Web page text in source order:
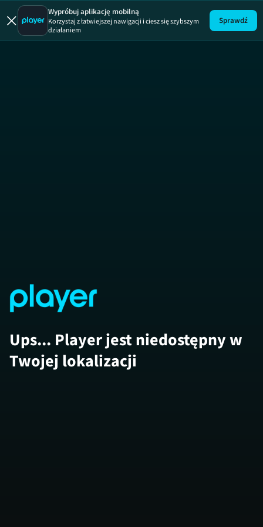
3M
Wypróbuj aplikację mobilną
Korzystaj z łatwiejszej nawigacji i ciesz się szybszym
działaniem
Sprawdź
Ups... Player jest niedostępny w
Twojej lokalizacji